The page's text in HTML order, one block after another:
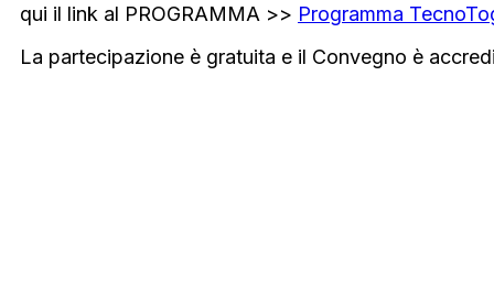
qui il link al PROGRAMMA >> Programma
La partecipazione è gratuita e il Convegno è